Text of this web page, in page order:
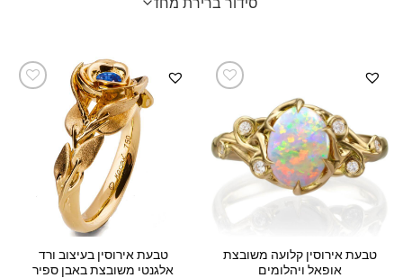
טבעת אירוסין קלועה משובצת
אופאל ויהלומים
טבעת אירוסין בעיצוב ורד
אלגנטי משובצת באבן ספיר